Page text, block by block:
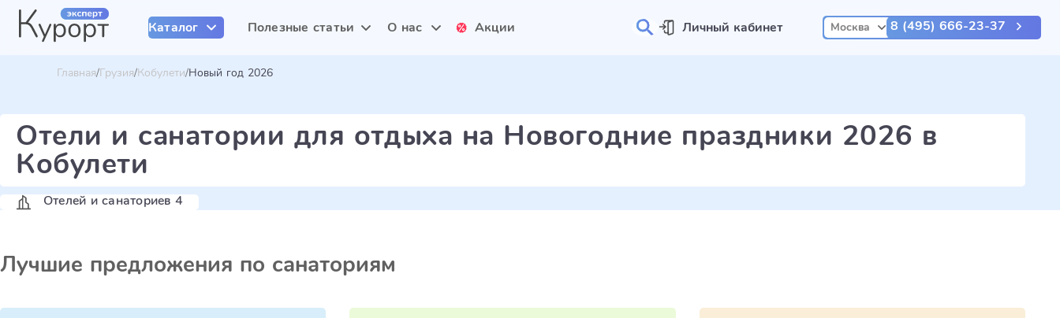
Каталог Полезные статьи О нас Акции Личный кабинет Москва 8 (495) 666-23-37
Главная Грузия Кобулети Новый год 2026
Отели и санатории для отдыха на Новогодние праздники 2026 в
Кобулети
Отелей и санаториев 4
Лучшие предложения по санаториям